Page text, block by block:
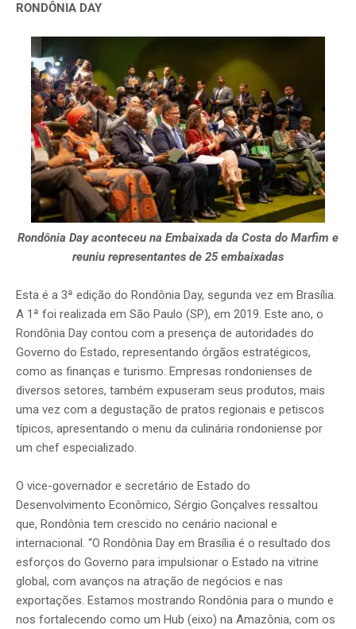
RONDÔNIA DAY
Rondônia Day aconteceu na Embaixada da Costa do Marfim e
reuniu representantes de 25 embaixadas
Esta é a 3ª edição do Rondônia Day, segunda vez em Brasília.
A 1ª foi realizada em São Paulo (SP), em 2019. Este ano, o
Rondônia Day contou com a presença de autoridades do
Governo do Estado, representando órgãos estratégicos,
como as finanças e turismo. Empresas rondonienses de
diversos setores, também expuseram seus produtos, mais
uma vez com a degustação de pratos regionais e petiscos
típicos, apresentando o menu da culinária rondoniense por
um chef especializado.
O vice-governador e secretário de Estado do
Desenvolvimento Econômico, Sérgio Gonçalves ressaltou
que, Rondônia tem crescido no cenário nacional e
internacional. “O Rondônia Day em Brasília é o resultado dos
esforços do Governo para impulsionar o Estado na vitrine
global, com avanços na atração de negócios e nas
exportações. Estamos mostrando Rondônia para o mundo e
nos fortalecendo como um Hub (eixo) na Amazônia, com os